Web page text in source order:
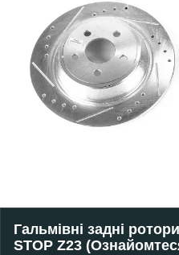
Гальмівні задні
STOP Z23